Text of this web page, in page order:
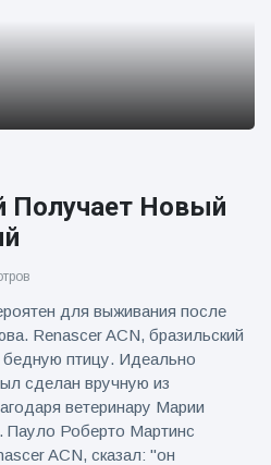
Получает Новый
для выживания после
Renascer ACN, бразильский
птицу. Идеально
сделан вручную из
ветеринару Марии
Роберто Мартинс
ACN, сказал: "он